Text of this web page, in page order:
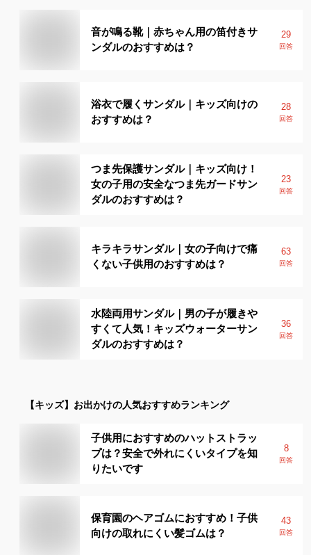
音が鳴る靴｜赤ちゃん用の笛付きサ
ンダルのおすすめは？
29
回答
浴衣で履くサンダル｜キッズ向けの
おすすめは？
28
回答
つま先保護サンダル｜キッズ向け！
女の子用の安全なつま先ガードサン
ダルのおすすめは？
23
回答
キラキラサンダル｜女の子向けで痛
くない子供用のおすすめは？
63
回答
水陸両用サンダル｜男の子が履きや
すくて人気！キッズウォーターサン
ダルのおすすめは？
36
回答
【キッズ】 お出かけの人気おすすめランキング
子供用におすすめのハットストラッ
プは？安全で外れにくいタイプを知
りたいです
8
回答
保育園のヘアゴムにおすすめ！子供
向けの取れにくい髪ゴムは？
43
回答